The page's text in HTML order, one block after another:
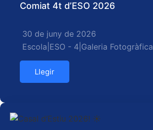
Comiat 4t d’ESO 2026
30 de juny de 2026
Escola ESO - 4 Galeria Fotogràfica
Llegir